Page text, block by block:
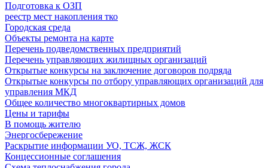
Подготовка к ОЗП
реестр мест накопления тко
Городская среда
Объекты ремонта на карте
Перечень подведомственных предприятий
Перечень управляющих жилищных организаций
Открытые конкурсы на заключение договоров подряда
Открытые конкурсы по отбору управляющих организаций для
управления МКД
Общее количество многоквартирных домов
Цены и тарифы
В помощь жителю
Энергосбережение
Раскрытие информации УО, ТСЖ, ЖСК
Концессионные соглашения